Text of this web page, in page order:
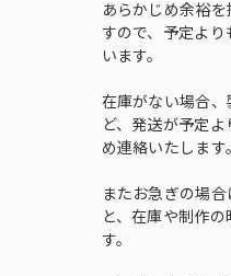
あらかじめ余裕
すので、予定よ
います。
在庫がない場合
ど、発送が予定
め連絡いたします
またお急ぎの場
と、在庫や制作
す。